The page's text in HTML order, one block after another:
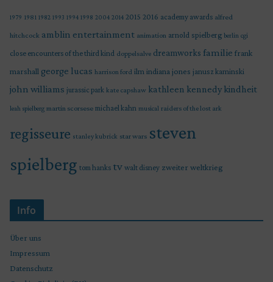
1979 1981 1982 1993 1994 1998 2004 2014 2015 2016 academy awards alfred
hitchcock amblin entertainment animation arnold spielberg berlin cgi
close encounters of the third kind doppelsalve dreamworks familie frank
marshall george lucas harrison ford ilm indiana jones janusz kaminski
john williams jurassic park kate capshaw kathleen kennedy kindheit
leah spielberg martin scorsese michael kahn musical raiders of the lost ark
regisseure stanley kubrick star wars steven
spielberg tom hanks tv walt disney zweiter weltkrieg
Info
Über uns
Impressum
Datenschutz